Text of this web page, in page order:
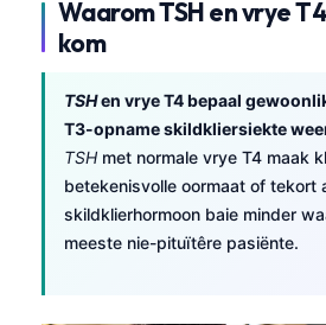
Waarom TSH en vrye
kom
TSHen vrye T4 bepaal
T3-opname skildkliersiekte
TSH met normale vrye T4 maak
betekenisvolle oormaat of tekort
skildklierhormoon baie minder
meeste nie-pituïtêre pasiënte.